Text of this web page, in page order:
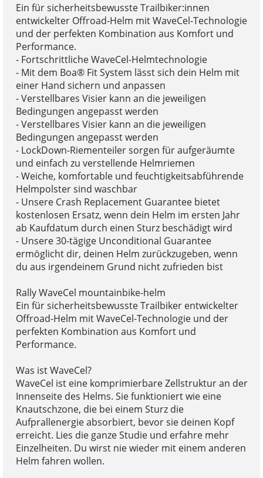
Ein für sicherheitsbewusste Trailbiker:innen
entwickelter Offroad-Helm mit WaveCel-Technologie
und der perfekten Kombination aus Komfort und
Performance.
- Fortschrittliche WaveCel-Helmtechnologie
- Mit dem Boa® Fit System lässt sich dein Helm mit
einer Hand sichern und anpassen
- Verstellbares Visier kann an die jeweiligen
Bedingungen angepasst werden
- Verstellbares Visier kann an die jeweiligen
Bedingungen angepasst werden
- LockDown-Riementeiler sorgen für aufgeräumte
und einfach zu verstellende Helmriemen
- Weiche, komfortable und feuchtigkeitsabführende
Helmpolster sind waschbar
- Unsere Crash Replacement Guarantee bietet
kostenlosen Ersatz, wenn dein Helm im ersten Jahr
ab Kaufdatum durch einen Sturz beschädigt wird
- Unsere 30-tägige Unconditional Guarantee
ermöglicht dir, deinen Helm zurückzugeben, wenn
du aus irgendeinem Grund nicht zufrieden bist
Rally WaveCel mountainbike-helm
Ein für sicherheitsbewusste Trailbiker entwickelter
Offroad-Helm mit WaveCel-Technologie und der
perfekten Kombination aus Komfort und
Performance.
Was ist WaveCel?
WaveCel ist eine komprimierbare Zellstruktur an der
Innenseite des Helms. Sie funktioniert wie eine
Knautschzone, die bei einem Sturz die
Aufprallenergie absorbiert, bevor sie deinen Kopf
erreicht. Lies die ganze Studie und erfahre mehr
Einzelheiten. Du wirst nie wieder mit einem anderen
Helm fahren wollen.